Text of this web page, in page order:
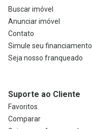
Buscar imóvel
Anunciar imóvel
Contato
Simule seu financiamento
Seja nosso franqueado
Suporte ao Cliente
Favoritos
Comparar